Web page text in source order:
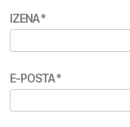
IZENA*
E-POSTA*